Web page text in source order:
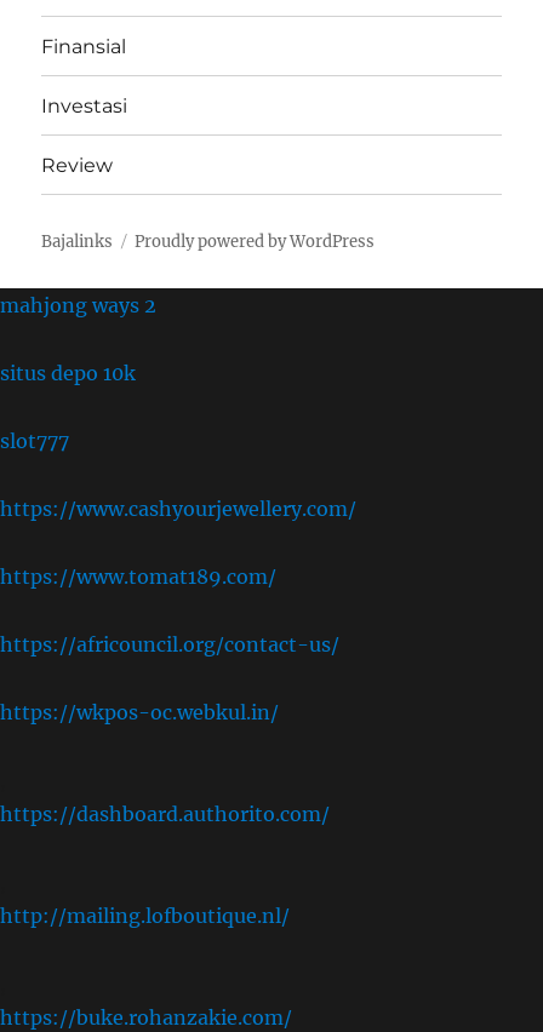
Finansial
Investasi
Review
Bajalinks Proudly powered by WordPress
mahjong ways 2
situs depo 10k
slot777
https://www.cashyourjewellery.com/
https://www.tomat189.com/
https://africouncil.org/contact-us/
https://wkpos-oc.webkul.in/
https://dashboard.authorito.com/
http://mailing.lofboutique.nl/
https://buke.rohanzakie.com/